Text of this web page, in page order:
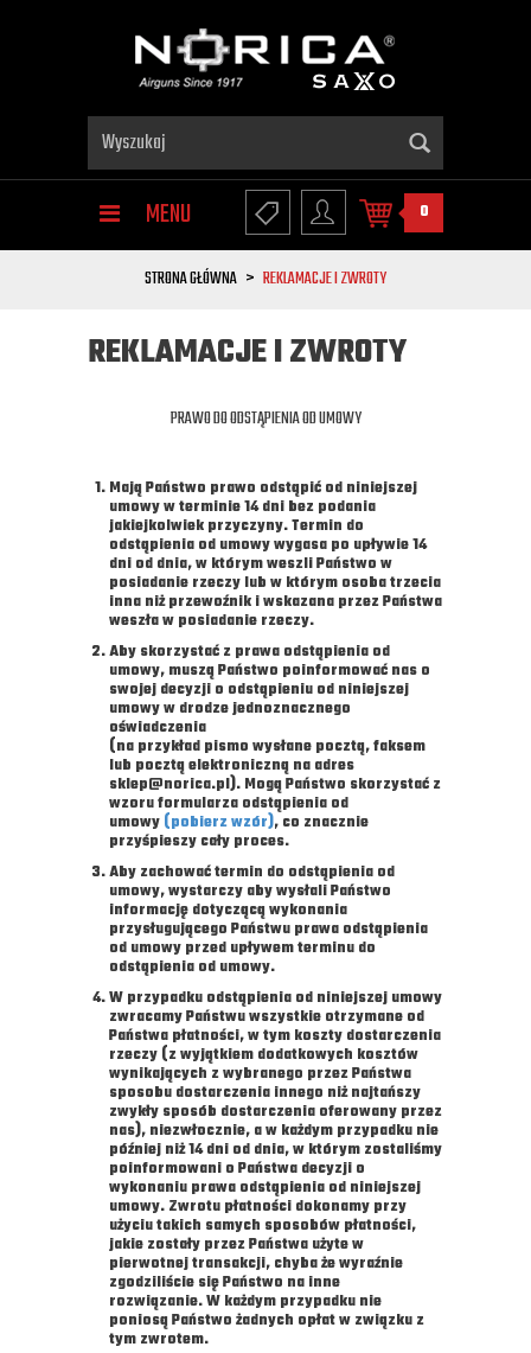
MENU 0
STRONA GŁÓWNA REKLAMACJE I ZWROTY
REKLAMACJE I ZWROTY
PRAWO DO ODSTĄPIENIA OD UMOWY
Mają Państwo prawo odstąpić od niniejszej
umowy w terminie 14 dni bez podania
jakiejkolwiek przyczyny. Termin do
odstąpienia od umowy wygasa po upływie 14
dni od dnia, w którym weszli Państwo w
posiadanie rzeczy lub w którym osoba trzecia
inna niż przewoźnik i wskazana przez Państwa
weszła w posiadanie rzeczy.
Aby skorzystać z prawa odstąpienia od
umowy, muszą Państwo poinformować nas o
swojej decyzji o odstąpieniu od niniejszej
umowy w drodze jednoznacznego
oświadczenia
(na przykład pismo wysłane pocztą, faksem
lub pocztą elektroniczną na adres
sklep@norica.pl). Mogą Państwo skorzystać z
wzoru formularza odstąpienia od
umowy (pobierz wzór), co znacznie
przyśpieszy cały proces.
Aby zachować termin do odstąpienia od
umowy, wystarczy aby wysłali Państwo
informację dotyczącą wykonania
przysługującego Państwu prawa odstąpienia
od umowy przed upływem terminu do
odstąpienia od umowy.
W przypadku odstąpienia od niniejszej umowy
zwracamy Państwu wszystkie otrzymane od
Państwa płatności, w tym koszty dostarczenia
rzeczy (z wyjątkiem dodatkowych kosztów
wynikających z wybranego przez Państwa
sposobu dostarczenia innego niż najtańszy
zwykły sposób dostarczenia oferowany przez
nas), niezwłocznie, a w każdym przypadku nie
później niż 14 dni od dnia, w którym zostaliśmy
poinformowani o Państwa decyzji o
wykonaniu prawa odstąpienia od niniejszej
umowy. Zwrotu płatności dokonamy przy
użyciu takich samych sposobów płatności,
jakie zostały przez Państwa użyte w
pierwotnej transakcji, chyba że wyraźnie
zgodziliście się Państwo na inne
rozwiązanie. W każdym przypadku nie
poniosą Państwo żadnych opłat w związku z
tym zwrotem.